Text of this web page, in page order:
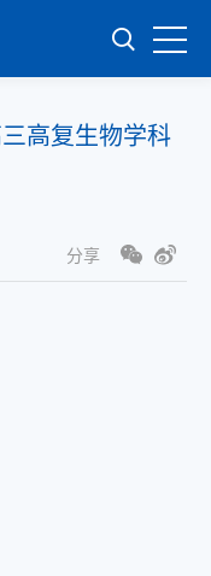
高复生物学科
分享